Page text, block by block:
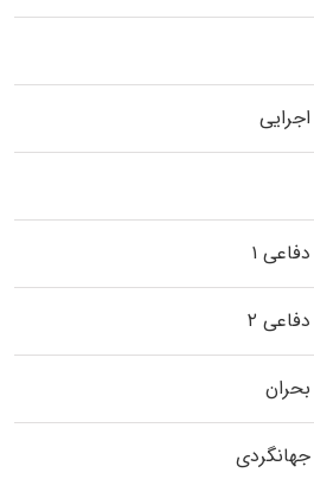
۱
۲